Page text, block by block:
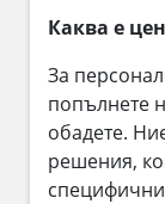
Каква е
За
попълнете
обадете.
решения,